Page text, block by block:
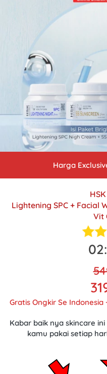
Harga
Lightening SPC + Facial
Vit
02:
Gratis Ongkir Se Indonesia
Kabar baik nya skincare
kamu pakai setiap